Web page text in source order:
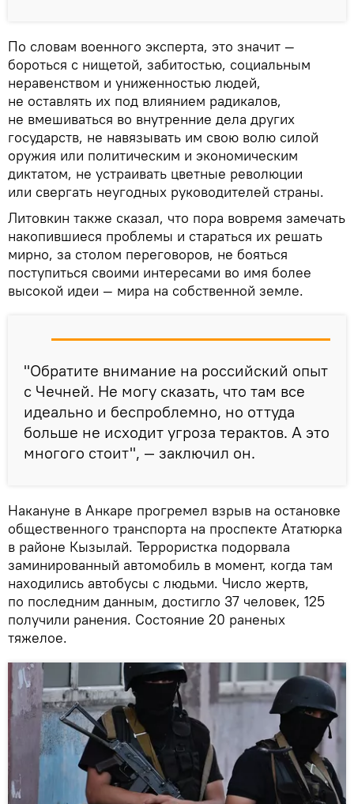
По словам военного эксперта, это значит —
бороться с нищетой, забитостью, социальным
неравенством и униженностью людей,
не оставлять их под влиянием радикалов,
не вмешиваться во внутренние дела других
государств, не навязывать им свою волю силой
оружия или политическим и экономическим
диктатом, не устраивать цветные революции
или свергать неугодных руководителей страны.
Литовкин также сказал, что пора вовремя замечать
накопившиеся проблемы и стараться их решать
мирно, за столом переговоров, не бояться
поступиться своими интересами во имя более
высокой идеи — мира на собственной земле.
"Обратите внимание на российский опыт
с Чечней. Не могу сказать, что там все
идеально и беспроблемно, но оттуда
больше не исходит угроза терактов. А это
многого стоит", — заключил он.
Накануне в Анкаре прогремел взрыв на остановке
общественного транспорта на проспекте Ататюрка
в районе Кызылай. Террористка подорвала
заминированный автомобиль в момент, когда там
находились автобусы с людьми. Число жертв,
по последним данным, достигло 37 человек, 125
получили ранения. Состояние 20 раненых
тяжелое.